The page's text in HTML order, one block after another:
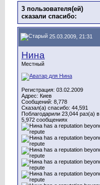
3 пользователя(ей)
сказали cпасибо:
25.03.2009, 21:31
Нина
Местный
Регистрация: 03.02.2009
Адрес: Киев
Сообщений: 8,778
Сказал(а) спасибо: 44,591
Поблагодарили 23,044 раз(а) в
5,972 сообщениях